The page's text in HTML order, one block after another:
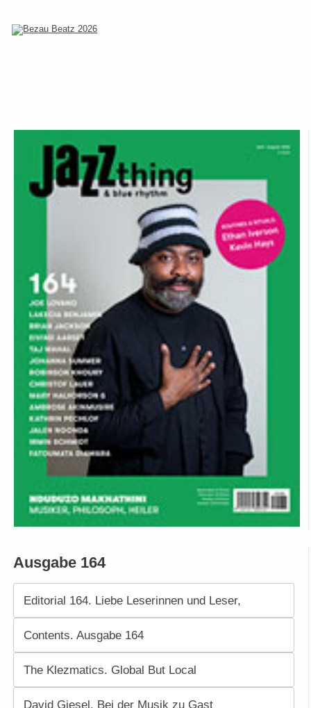
Ausgabe 164
Editorial 164. Liebe Leserinnen und Leser,
Contents. Ausgabe 164
The Klezmatics. Global But Local
David Giesel. Bei der Musik zu Gast